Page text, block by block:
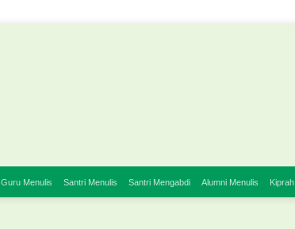
Guru Menulis Santri Menulis Santri Mengabdi Alumni Menulis